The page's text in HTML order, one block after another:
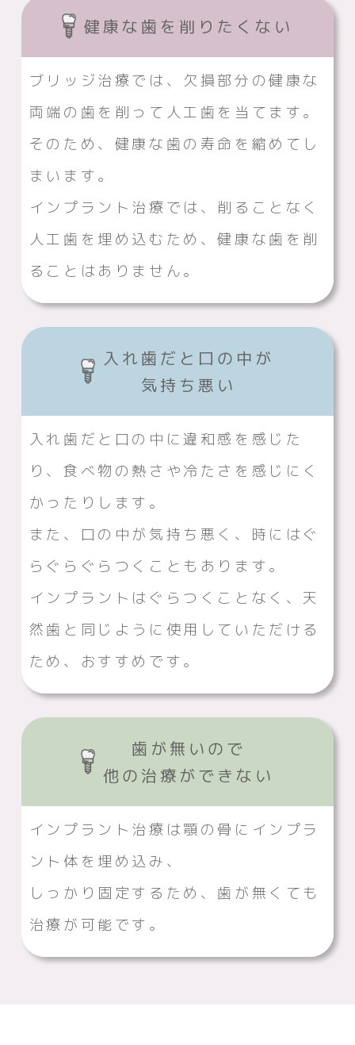
健康な歯を削りたくない
ブリッジ治療では、欠損部分の健康な
両端の歯を削って人工歯を当てます。
そのため、健康な歯の寿命を縮めてし
まいます。
インプラント治療では、削ることなく
人工歯を埋め込むため、健康な歯を削
ることはありません。
入れ歯だと口の中が
気持ち悪い
入れ歯だと口の中に違和感を感じた
り、食べ物の熱さや冷たさを感じにく
かったりします。
また、口の中が気持ち悪く、時にはぐ
らぐらぐらつくこともあります。
インプラントはぐらつくことなく、天
然歯と同じように使用していただける
ため、おすすめです。
歯が無いので
他の治療ができない
インプラント治療は顎の骨にインプラ
ント体を埋め込み、
しっかり固定するため、歯が無くても
治療が可能です。